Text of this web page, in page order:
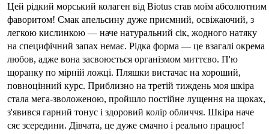
Цей рідкий морський колаген від Biotus став моїм абсолютним
фаворитом! Смак апельсину дуже приємний, освіжаючий, з
легкою кислинкою — наче натуральний сік, жодного натяку
на специфічний запах немає. Рідка форма — це взагалі окрема
любов, адже вона засвоюється організмом миттєво. П'ю
щоранку по мірній ложці. Пляшки вистачає на хороший,
повноцінний курс. Приблизно на третій тиждень моя шкіра
стала мега-зволоженою, пройшло постійне лущення на щоках,
з'явився гарний тонус і здоровий колір обличчя. Шкіра наче
сяє зсередини. Дівчата, це дуже смачно і реально працює!